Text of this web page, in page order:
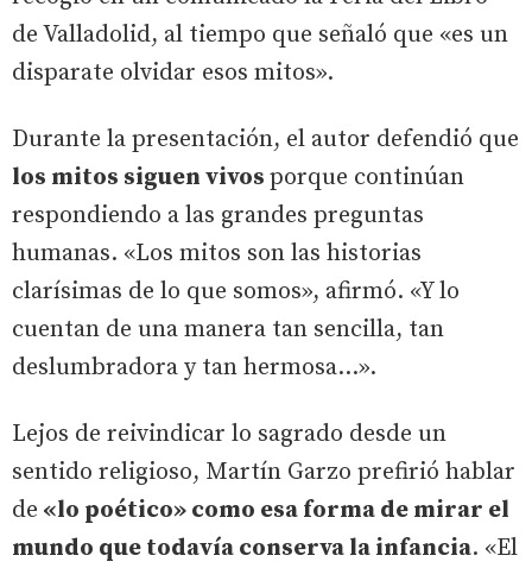
de Valladolid, al tiempo que señaló que «es un
disparate olvidar esos mitos».
Durante la presentación, el autor defendió que
los mitos siguen vivos porque continúan
respondiendo a las grandes preguntas
humanas. «Los mitos son las historias
clarísimas de lo que somos», afirmó. «Y lo
cuentan de una manera tan sencilla, tan
deslumbradora y tan hermosa…».
Lejos de reivindicar lo sagrado desde un
sentido religioso, Martín Garzo prefirió hablar
de «lo poético» como esa forma de mirar el
mundo que todavía conserva la infancia. «El